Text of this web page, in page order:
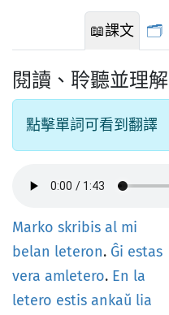
📖課文 🗂️
閱讀、聆聽並理解
點擊單詞可看到翻譯
Marko skribis al mi
belan leteron. Ĝi estas
vera amletero. En la
letero estis ankaŭ lia